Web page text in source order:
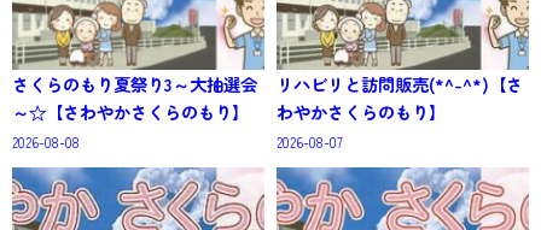
さくらのもり夏祭り3～大抽選会
～☆【さわやかさくらのもり】
2026-08-08
リハビリと訪問販売(*^-^*)【さ
わやかさくらのもり】
2026-08-07